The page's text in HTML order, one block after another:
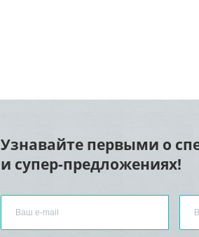
Узнавайте первыми о
и супер-предложениях!